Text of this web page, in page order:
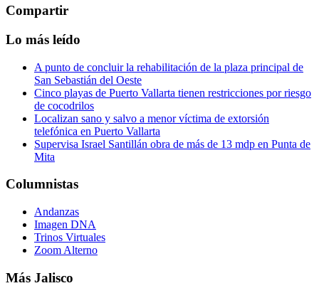
Compartir
Lo más leído
A punto de concluir la rehabilitación de la plaza principal de
San Sebastián del Oeste
Cinco playas de Puerto Vallarta tienen restricciones por riesgo
de cocodrilos
Localizan sano y salvo a menor víctima de extorsión
telefónica en Puerto Vallarta
Supervisa Israel Santillán obra de más de 13 mdp en Punta de
Mita
Columnistas
Andanzas
Imagen DNA
Trinos Virtuales
Zoom Alterno
Más Jalisco